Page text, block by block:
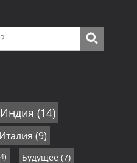
(14)
(9)
Будущее (7)